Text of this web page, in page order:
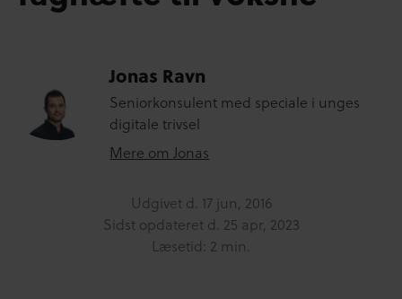
Jonas Ravn
Seniorkonsulent med speciale i unges
digitale trivsel
Mere om Jonas
Udgivet d. 17 jun, 2016
Sidst opdateret d. 25 apr, 2023
Læsetid: 2 min.